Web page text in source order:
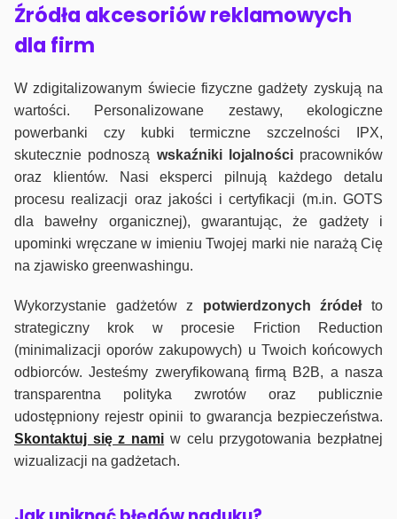
Źródła akcesoriów reklamowych
dla firm
W zdigitalizowanym świecie fizyczne gadżety zyskują na
wartości. Personalizowane zestawy, ekologiczne
powerbanki czy kubki termiczne szczelności IPX,
skutecznie podnoszą wskaźniki lojalnościpracowników
oraz klientów. Nasi eksperci pilnują każdego detalu
procesu realizacji oraz jakości i certyfikacji (m.in. GOTS
dla bawełny organicznej), gwarantując, że gadżety i
upominki wręczane w imieniu Twojej marki nie narażą Cię
na zjawisko greenwashingu.
Wykorzystanie gadżetów z potwierdzonych źródełto
strategiczny krok w procesie Friction Reduction
(minimalizacji oporów zakupowych) u Twoich końcowych
odbiorców. Jesteśmy zweryfikowaną firmą B2B, a nasza
transparentna polityka zwrotów oraz publicznie
udostępniony rejestr opinii to gwarancja bezpieczeństwa.
Skontaktuj się z nami w celu przygotowania bezpłatnej
wizualizacji na gadżetach.